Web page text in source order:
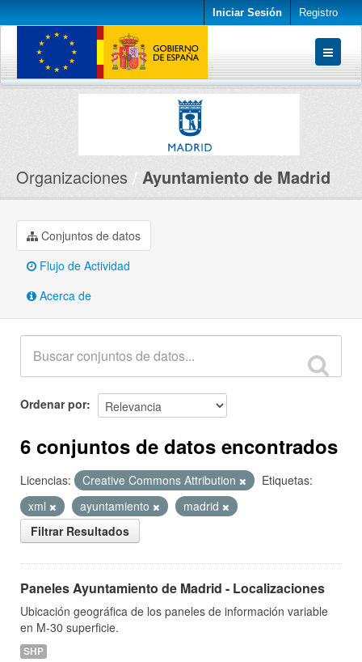
Iniciar Sesión Registro
Conjuntos de datos
Organizaciones Ayuntamiento de Madrid
Conjuntos de datos
Flujo de Actividad
Acerca de
Ordenar por
6 conjuntos de datos encontrados
Licencias: Creative Commons Attribution
Etiquetas:
xml
ayuntamiento
madrid
Filtrar Resultados
Paneles Ayuntamiento de Madrid - Localizaciones
Ubicación geográfica de los paneles de información variable
en M-30 superficie.
SHP